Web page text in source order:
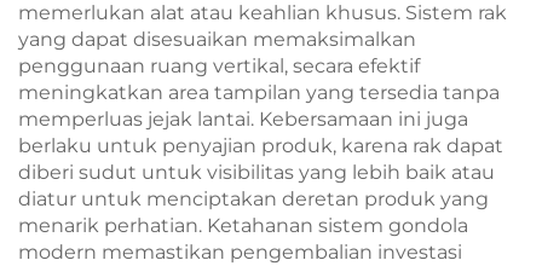
memerlukan alat atau keahlian khusus. Sistem rak
yang dapat disesuaikan memaksimalkan
penggunaan ruang vertikal, secara efektif
meningkatkan area tampilan yang tersedia tanpa
memperluas jejak lantai. Kebersamaan ini juga
berlaku untuk penyajian produk, karena rak dapat
diberi sudut untuk visibilitas yang lebih baik atau
diatur untuk menciptakan deretan produk yang
menarik perhatian. Ketahanan sistem gondola
modern memastikan pengembalian investasi